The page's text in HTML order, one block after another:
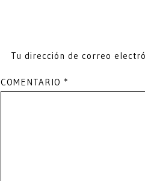
Tu dirección de correo
COMENTARIO *